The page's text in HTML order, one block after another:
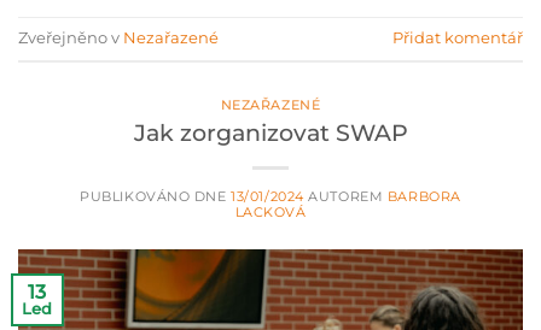
Zveřejněno v Nezařazené Přidat komentář
NEZAŘAZENÉ
Jak zorganizovat SWAP
PUBLIKOVÁNO DNE13/01/2024 AUTOREM BARBORA
LACKOVÁ
13
Led